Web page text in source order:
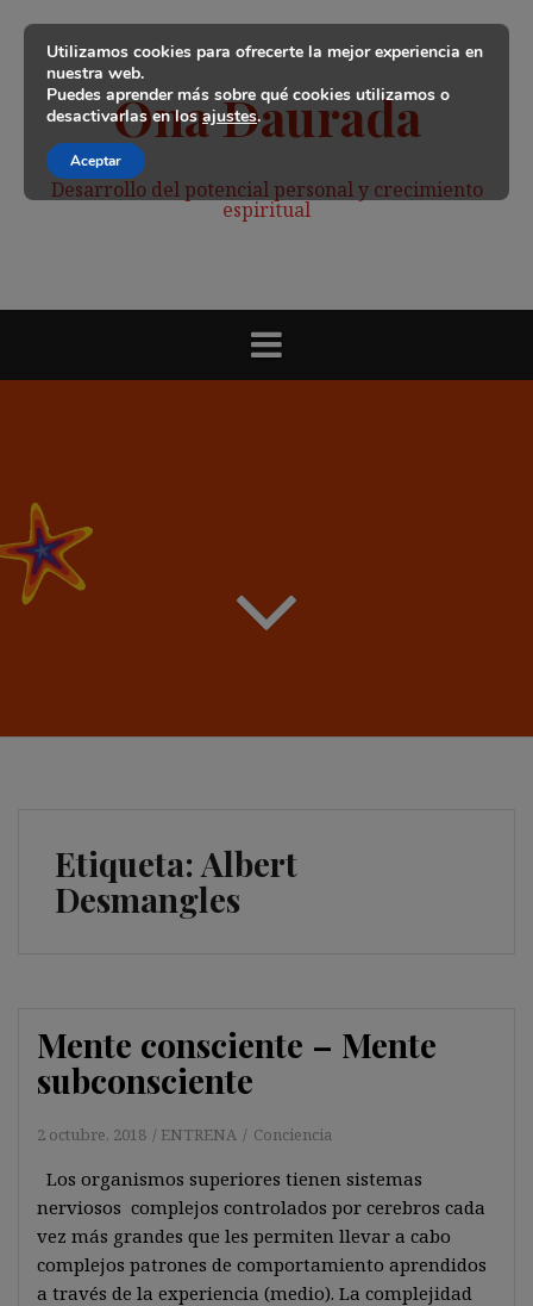
contenido
Ona Daurada
Desarrollo del potencial personal y crecimiento
espiritual
Etiqueta: Albert
Desmangles
Mente consciente – Mente
subconsciente
2 octubre, 2018 ENTRENA Conciencia
Los organismos superiores tienen sistemas
nerviosos complejos controlados por cerebros cada
vez más grandes que les permiten llevar a cabo
complejos patrones de comportamiento aprendidos
a través de la experiencia (medio). La complejidad
Utilizamos cookies para ofrecerte la mejor experiencia en
nuestra web.
Puedes aprender más sobre qué cookies utilizamos o
desactivarlas en losajustes.
Aceptar